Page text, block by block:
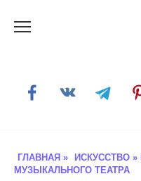
ГЛАВНАЯ » ИСКУССТВО »
МУЗЫКАЛЬНОГО ТЕАТРА